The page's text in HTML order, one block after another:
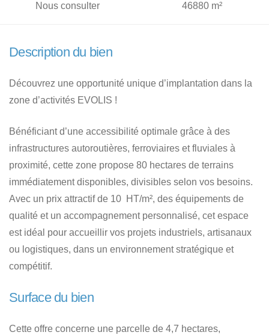
Nous consulter 46880 m²
Description du bien
Découvrez une opportunité unique d’implantation dans la
zone d’activités EVOLIS !
Bénéficiant d’une accessibilité optimale grâce à des
infrastructures autoroutières, ferroviaires et fluviales à
proximité, cette zone propose 80 hectares de terrains
immédiatement disponibles, divisibles selon vos besoins.
Avec un prix attractif de 10  HT/m², des équipements de
qualité et un accompagnement personnalisé, cet espace
est idéal pour accueillir vos projets industriels, artisanaux
ou logistiques, dans un environnement stratégique et
compétitif.
Surface du bien
Cette offre concerne une parcelle de 4,7 hectares,